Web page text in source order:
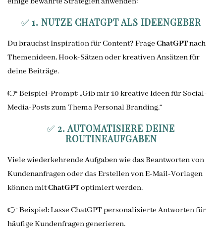
✅ 1. NUTZE CHATGPT ALS IDEENGEBER
Du brauchst Inspiration für Content? Frage ChatGPTnach
Themenideen, Hook-Sätzen oder kreativen Ansätzen für
deine Beiträge.
👉 Beispiel-Prompt: „Gib mir 10 kreative Ideen für Social-
Media-Posts zum Thema Personal Branding.“
✅ 2. AUTOMATISIERE DEINE
ROUTINEAUFGABEN
Viele wiederkehrende Aufgaben wie das Beantworten von
Kundenanfragen oder das Erstellen von E-Mail-Vorlagen
können mitChatGPToptimiert werden.
👉 Beispiel: Lasse ChatGPT personalisierte Antworten für
häufige Kundenfragen generieren.